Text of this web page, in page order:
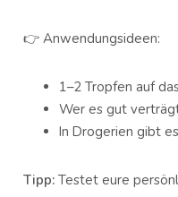
👉 Anwendungsideen:
1–2 Tropfen auf
Wer es gut
In Drogerien gibt es
Tipp:Testet eure